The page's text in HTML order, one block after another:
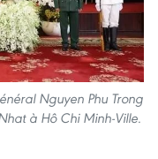
Nguyen Phu Trong
à Hô Chi Minh-Ville.